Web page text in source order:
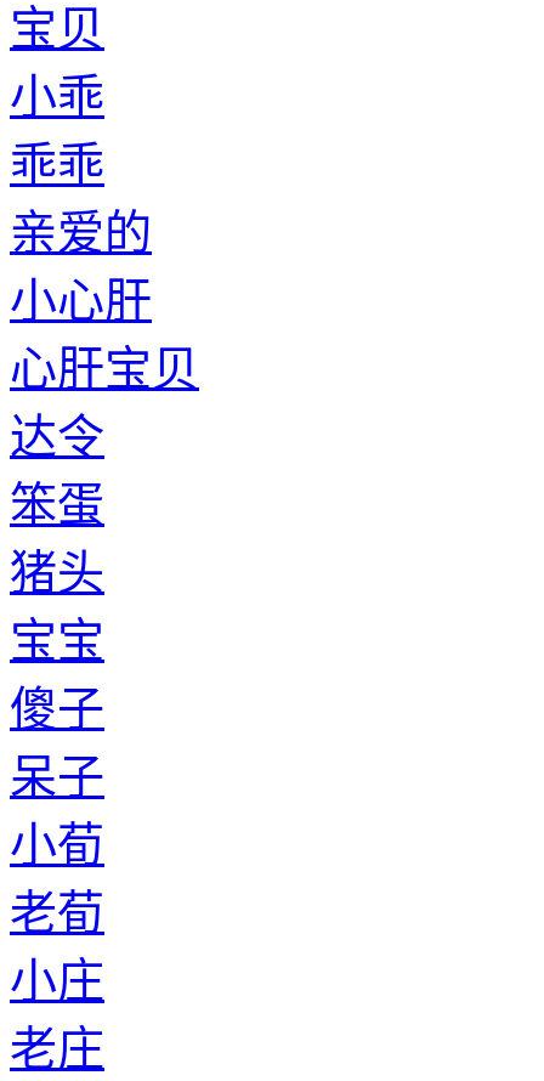
宝贝
小乖
乖乖
亲爱的
小心肝
心肝宝贝
达令
笨蛋
猪头
宝宝
傻子
呆子
小荀
老荀
小庄
老庄